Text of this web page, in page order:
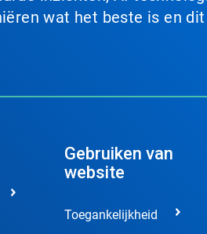
wat het beste is en
Gebruiken van
website
Toegankelijkheid